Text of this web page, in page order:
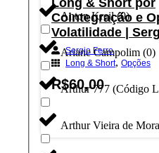
Anton Kreil(0)
Ariane Campolim (0)
Arthur 777 (Código
Arthur Vieira de
Cointegração e
Volatilidade |
Sergio Ferro
Long & Short, Opções
R$60,00